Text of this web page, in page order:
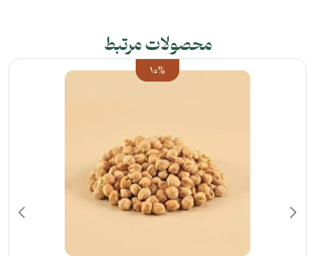
محصولات مرتبط
10%